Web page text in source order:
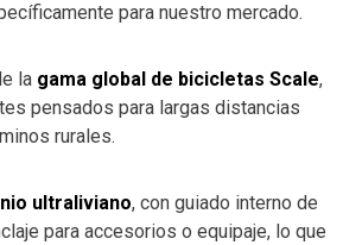
para nuestro mercado.
la gama global de bicicletas Scale,
pensados para largas distancias
rurales.
ultraliviano, con guiado interno de
para accesorios o equipaje, lo que